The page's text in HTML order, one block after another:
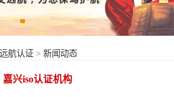
航认证 > 新闻动态
嘉兴iso认证机构
ISO14001环境管理体系认证
ISO45001职业健康安全管理体系认证
交通运输服务认证
ISO27001信息安全管理体系认证